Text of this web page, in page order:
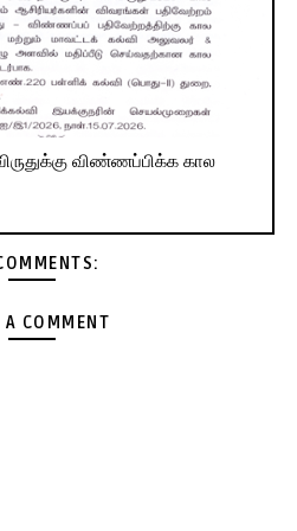
விண்ணப்பிக்க கால
A COMMENT